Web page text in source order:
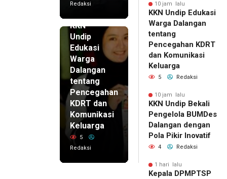
Redaksi
KKN
Undip
Edukasi
Warga
Dalangan
tentang
Pencegahan
KDRT dan
Komunikasi
Keluarga
5
Redaksi
10 jam lalu
KKN Undip Edukasi
Warga Dalangan
tentang
Pencegahan KDRT
dan Komunikasi
Keluarga
5 Redaksi
10 jam lalu
KKN Undip Bekali
Pengelola BUMDes
Dalangan dengan
Pola Pikir Inovatif
4 Redaksi
1 hari lalu
Kepala DPMPTSP